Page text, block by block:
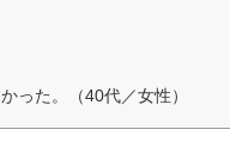
った。（40代／女性）